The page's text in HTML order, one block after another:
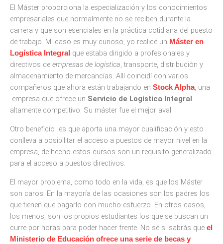
El Máster proporciona la especialización y los conocimientos
empresariales que normalmente no se reciben durante la
carrera y que son esenciales en la práctica cotidiana del puesto
de trabajo. Mi caso es muy curioso, yo realicé un Máster en
Logística Integral que estaba dirigido a profesionales y
directivos de empresas de logística, transporte, distribución y
almacenamiento de mercancías. Allí coincidí con varios
compañeros que ahora están trabajando en Stock Alpha, una
empresa que ofrece un Servicio de Logística Integral
altamente competitivo. Su máster fue el mejor aval.
Otro beneficio es que aporta una mayor cualificación y esto
conlleva a posibilitar el acceso a puestos de mayor nivel en la
empresa, de hecho estos cursos son un requisito generalizado
para el acceso a puestos directivos.
El mayor problema, como todo en la vida, es que los Máster
son caros. En la mayoría de las ocasiones son los padres los
que tienen que pagarlo con mucho esfuerzo. En otros casos,
los menos, son los propios estudiantes los que se buscan un
curre por horas para poder hacer frente. No sé si sabrás que el
Ministerio de Educación ofrece una serie de becas y